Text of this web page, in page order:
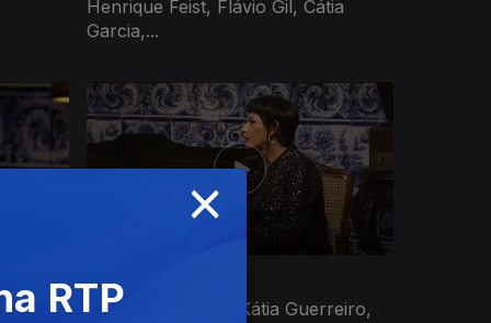
Henrique Feist, Flávio Gil, Cátia
Garcia,...
Mel,
Hélder Moutinho, Kátia Guerreiro,
×
RTP